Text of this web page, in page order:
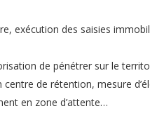
exécution des saisies
de pénétrer sur le
de rétention, mesure
en zone d’attente…